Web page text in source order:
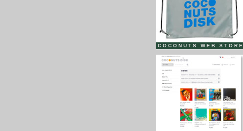
COCONUTS WEB STORE